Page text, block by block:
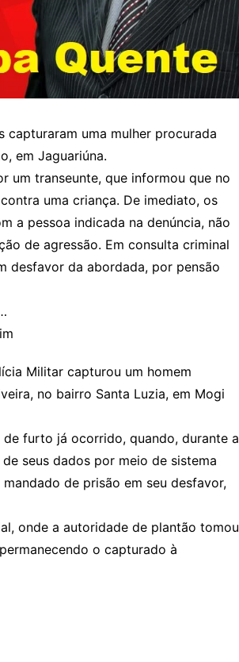
capturaram uma mulher procurada
em Jaguariúna.
um transeunte, que informou que no
uma criança. De imediato, os
a pessoa indicada na denúncia, não
de agressão. Em consulta criminal
desfavor da abordada, por pensão
Militar capturou um homem
no bairro Santa Luzia, em Mogi
furto já ocorrido, quando, durante a
seus dados por meio de sistema
de prisão em seu desfavor,
onde a autoridade de plantão tomou
o capturado à